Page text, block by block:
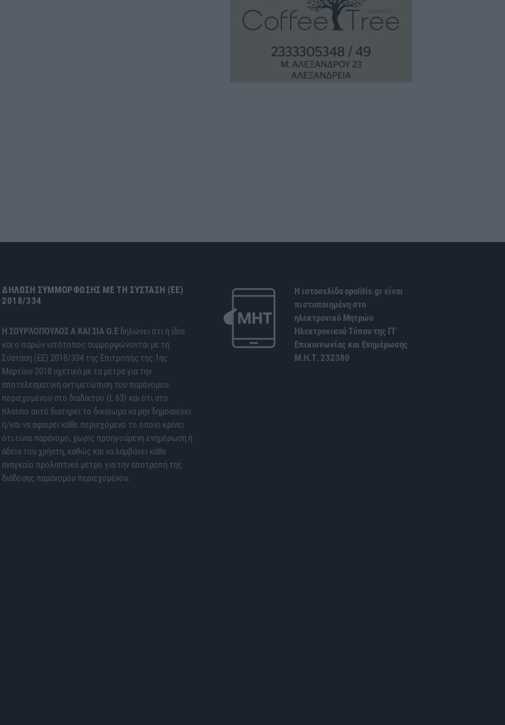
ΔΉΛΩΣΗ ΣΥΜΜΌΡΦΩΣΗΣ ΜΕ ΤΗ ΣΎΣΤΑΣΗ (ΕΕ)
2018/334
H ΣΟΥΡΛΟΠΟΥΛΟΣ Α ΚΑΙ ΣΙΑ Ο.Ε δηλώνει ότι η ίδια
και ο παρών ιστότοπος συμμορφώνονται με τη
Σύσταση (ΕΕ) 2018/334 της Επιτροπής της 1ης
Μαρτίου 2018 σχετικά με τα μέτρα για την
αποτελεσματική αντιμετώπιση του παράνομου
περιεχομένου στο διαδίκτυο (L 63) και ότι στο
πλαίσιο αυτό διατηρεί το δικαίωμα να μην δημοσιεύει
ή/και να αφαιρεί κάθε περιεχόμενο το οποίο κρίνει
ότι είναι παράνομο, χωρίς προηγούμενη ενημέρωση ή
άδεια του χρήστη, καθώς και να λαμβάνει κάθε
αναγκαίο προληπτικό μέτρο για την αποτροπή της
διάδοσης παράνομου περιεχομένου.
Η ιστοσελίδα opolitis.gr είναι
πιστοποιημένη στο
ηλεκτρονικό Μητρώο
Ηλεκτρονικού Τύπου της ΓΓ
Επικοινωνίας και Ενημέρωσης
Μ.Η.Τ. 232380